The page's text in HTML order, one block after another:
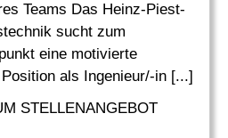
Teams Das Heinz-Piest-
sucht zum
eine motivierte
als Ingenieur/-in [...]
STELLENANGEBOT